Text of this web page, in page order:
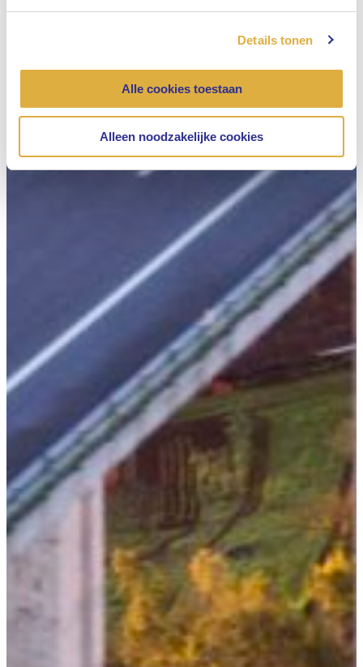
Details tonen
Alle cookies toestaan
Alleen noodzakelijke cookies